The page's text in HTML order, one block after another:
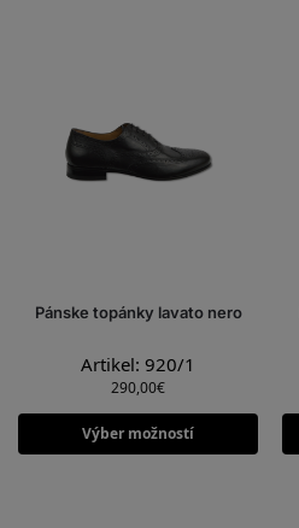
Pánske topánky lavato nero
Artikel: 920/1
290,00€
Výber možností